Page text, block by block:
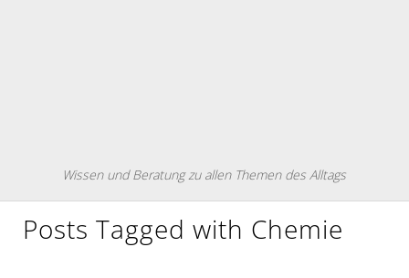
Wissen und Beratung zu allen Themen des Alltags
Posts Tagged with Chemie